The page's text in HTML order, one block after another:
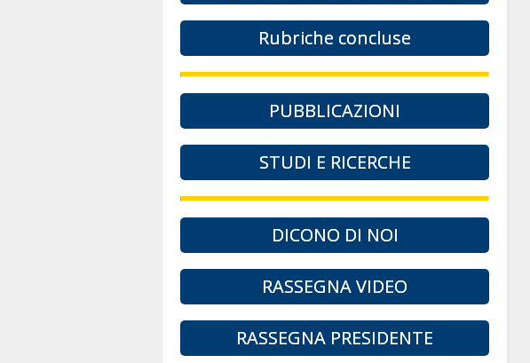
Rubriche concluse
PUBBLICAZIONI
STUDI E RICERCHE
DICONO DI NOI
RASSEGNA VIDEO
RASSEGNA PRESIDENTE